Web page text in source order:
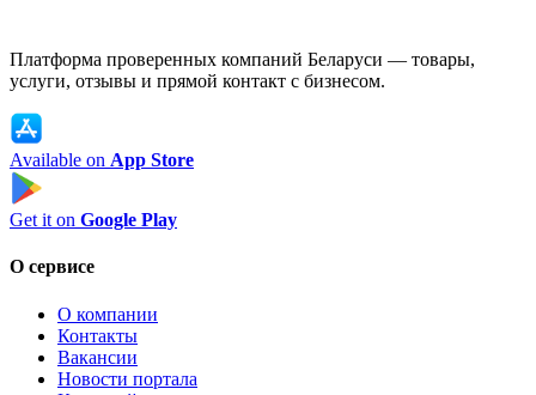
Платформа проверенных компаний Беларуси — товары,
услуги, отзывы и прямой контакт с бизнесом.
Available on App Store
Get it on Google Play
О сервисе
О компании
Контакты
Вакансии
Новости портала